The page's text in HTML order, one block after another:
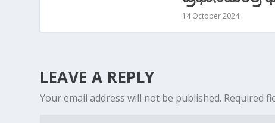
14 October 2024
LEAVE A REPLY
Your email address will not be published. Required